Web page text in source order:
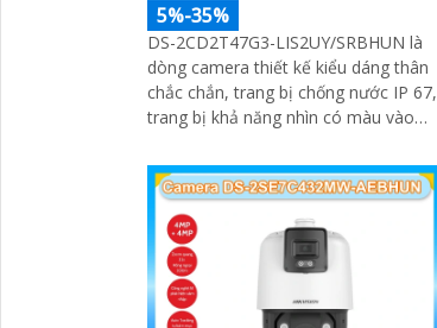
5%-35%
DS-2CD2T47G3-LIS2UY/SRBHUN là
dòng camera thiết kế kiểu dáng thân
chắc chắn, trang bị chống nước IP 67,
trang bị khả năng nhìn có màu vào
phát hiện chuyển động và phân biệt
được người và phương tiện, ống kính